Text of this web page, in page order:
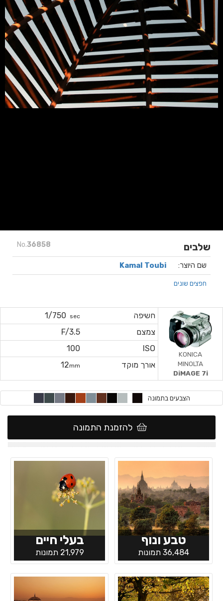
No.36858 שלבים
שם היוצר: Kamal Toubi
חפצים שונים
חשיפה sec
1/750
צמצם
F/3.5
ISO
100
אורך מוקד
12mm
KONICA
MINOLTA
DiMAGE 7i
הצבעים בתמונה
להזמנת התמונה
טבע ונוף
36,484 תמונות
בעלי חיים
21,979 תמונות